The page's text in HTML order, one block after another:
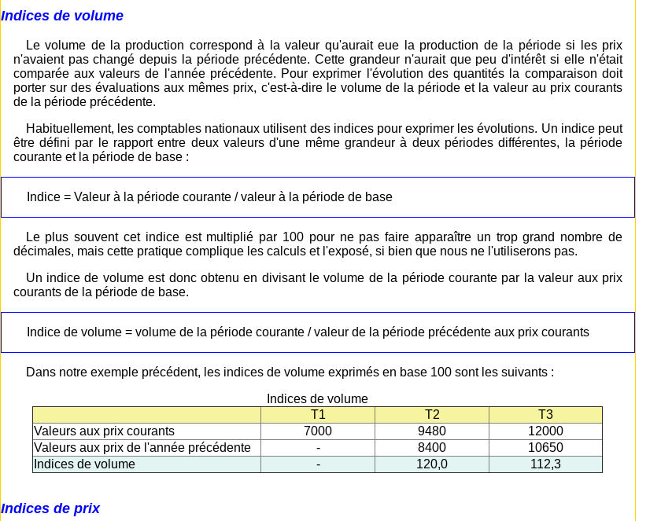
Indices de volume
Le volume de la production correspond à la valeur qu'aurait eue la production de la période si les prix
n'avaient pas changé depuis la période précédente. Cette grandeur n'aurait que peu d'intérêt si elle n'était
comparée aux valeurs de l'année précédente. Pour exprimer l'évolution des quantités la comparaison doit
porter sur des évaluations aux mêmes prix, c'est-à-dire le volume de la période et la valeur au prix courants
de la période précédente.
Habituellement, les comptables nationaux utilisent des indices pour exprimer les évolutions. Un indice peut
être défini par le rapport entre deux valeurs d'une même grandeur à deux périodes différentes, la période
courante et la période de base :
Indice = Valeur à la période courante / valeur à la période de base
Le plus souvent cet indice est multiplié par 100 pour ne pas faire apparaître un trop grand nombre de
décimales, mais cette pratique complique les calculs et l'exposé, si bien que nous ne l'utiliserons pas.
Un indice de volume est donc obtenu en divisant le volume de la période courante par la valeur aux prix
courants de la période de base.
Indice de volume = volume de la période courante / valeur de la période précédente aux prix courants
Dans notre exemple précédent, les indices de volume exprimés en base 100 sont les suivants :
Indices de volume
T1
T2
T3
Valeurs aux prix courants
7000 9480
12000
Valeurs aux prix de l'année précédente
- 8400
10650
Indices de volume
- 120,0 112,3
Indices de prix